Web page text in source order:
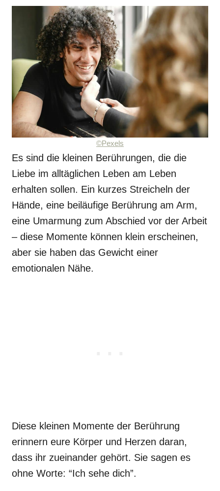
©Pexels
Es sind die kleinen Berührungen, die die
Liebe im alltäglichen Leben am Leben
erhalten sollen. Ein kurzes Streicheln der
Hände, eine beiläufige Berührung am Arm,
eine Umarmung zum Abschied vor der Arbeit
– diese Momente können klein erscheinen,
aber sie haben das Gewicht einer
emotionalen Nähe.
Diese kleinen Momente der Berührung
erinnern eure Körper und Herzen daran,
dass ihr zueinander gehört. Sie sagen es
ohne Worte: “Ich sehe dich”.